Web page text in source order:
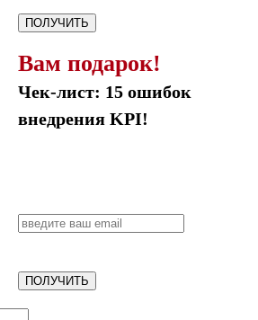
ПОЛУЧИТЬ
Вам подарок!
Чек-лист: 15 ошибок
внедрения KPI!
ПОЛУЧИТЬ